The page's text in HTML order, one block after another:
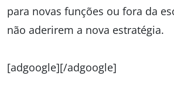
para novas funções ou fora da
não aderirem a nova estratégia.
[adgoogle][/adgoogle]